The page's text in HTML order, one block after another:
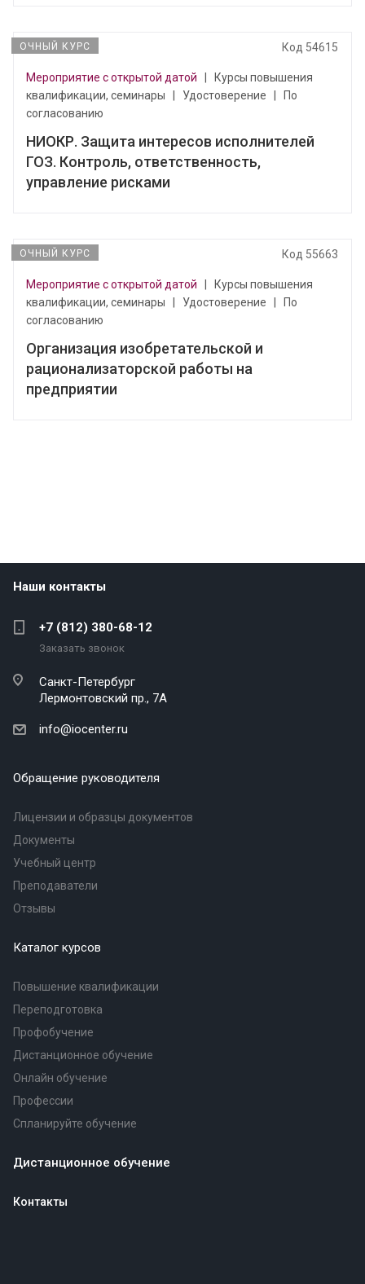
ОЧНЫЙ КУРС Код 54615
Мероприятие с открытой датой
Курсы повышения
квалификации, семинары
Удостоверение
По
согласованию
НИОКР. Защита интересов исполнителей
ГОЗ. Контроль, ответственность,
управление рисками
ОЧНЫЙ КУРС Код 55663
Мероприятие с открытой датой
Курсы повышения
квалификации, семинары
Удостоверение
По
согласованию
Организация изобретательской и
рационализаторской работы на
предприятии
Наши контакты
+7 (812) 380-68-12
Заказать звонок
Санкт-Петербург
Лермонтовский пр., 7А
info@iocenter.ru
Обращение руководителя
Лицензии и образцы документов
Документы
Учебный центр
Преподаватели
Отзывы
Каталог курсов
Повышение квалификации
Переподготовка
Профобучение
Дистанционное обучение
Онлайн обучение
Профессии
Спланируйте обучение
Дистанционное обучение
Контакты